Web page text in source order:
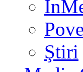
Ştiri